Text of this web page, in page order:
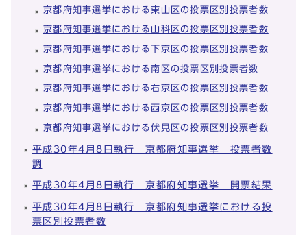
京都府知事選挙における東山区の投票区別投票者数
京都府知事選挙における山科区の投票区別投票者数
京都府知事選挙における下京区の投票区別投票者数
京都府知事選挙における南区の投票区別投票者数
京都府知事選挙における右京区の投票区別投票者数
京都府知事選挙における西京区の投票区別投票者数
京都府知事選挙における伏見区の投票区別投票者数
平成30年4月8日執行 京都府知事選挙 投票者数
調
平成30年4月8日執行 京都府知事選挙 開票結果
平成30年4月8日執行 京都府知事選挙における投
票区別投票者数